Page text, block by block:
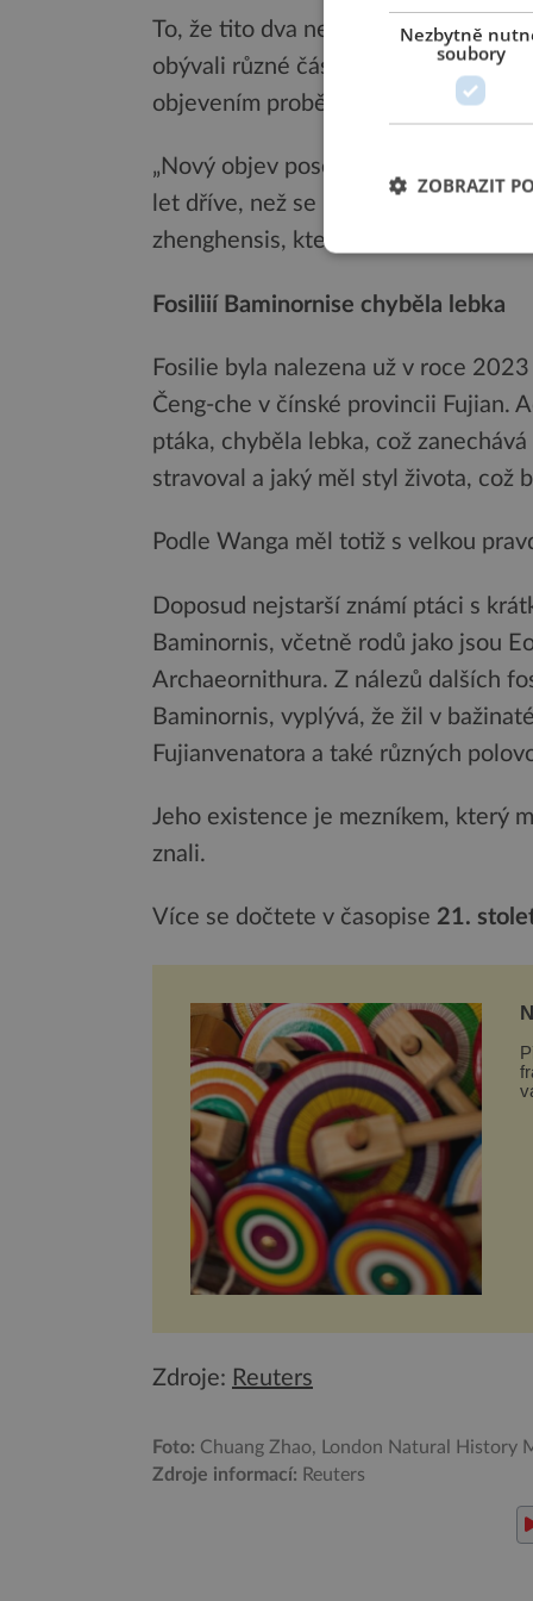
To, že tito dva nejstarší známí ptáci
obývali různé části světa vzdálené
objevením proběhly již miliony let
„Nový objev posouvá vznik ptáků
let dříve, než se předpokládalo,“
zhenghensis, která byla zveřejněna
Fosiliií Baminornise chyběla lebka
Fosilie byla nalezena už v roce
Čeng-che v čínské provincii Fujian.
ptáka, chyběla lebka, což
stravoval a jaký měl styl života, což
Podle Wanga měl totiž s velkou
Doposud nejstarší známí ptáci s
Baminornis, včetně rodů jako jsou
Archaeornithura. Z nálezů dalších
Baminornis, vyplývá, že žil v
Fujianvenatora a také různých
Jeho existence je mezníkem, který
znali.
Více se dočtete v časopise 21.
Zdroje: Reuters
Foto: Chuang Zhao, London Natural History
Zdroje informací: Reuters
Nezbytně
soubory
ZOBRAZIT